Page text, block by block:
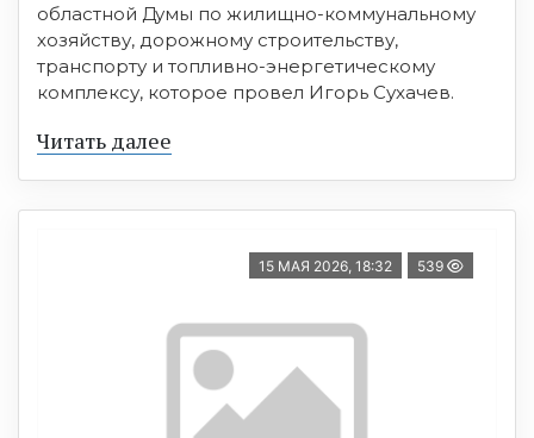
областной Думы по жилищно-коммунальному
хозяйству, дорожному строительству,
транспорту и топливно-энергетическому
комплексу, которое провел Игорь Сухачев.
Читать далее
15 МАЯ 2026, 18:32 539